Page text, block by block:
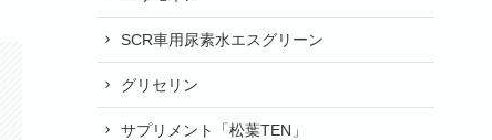
SCR車用尿素水エスグリーン
グリセリン
サプリメント「松葉TEN」